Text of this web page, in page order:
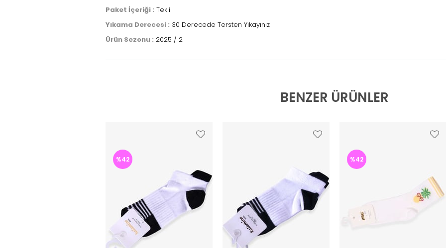
Paket İçeriği : Tekli
Yıkama Derecesi : 30 Derecede Tersten Yıkayınız
Ürün Sezonu : 2025 / 2
BENZER ÜRÜNLER
%42 %42